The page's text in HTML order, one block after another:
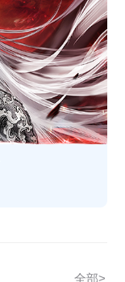
全部>